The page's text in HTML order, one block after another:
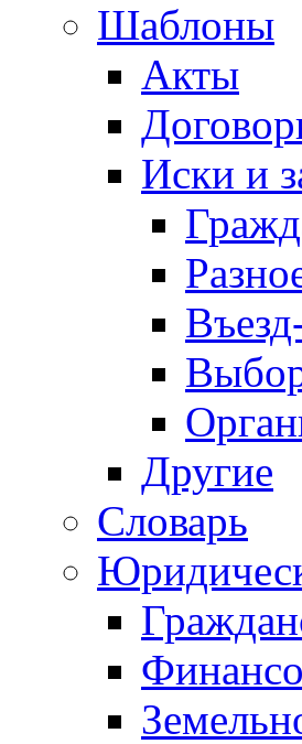
Шаблоны
Акты
Иски и
Другие
Словарь